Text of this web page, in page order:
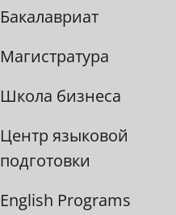
Бакалавриат
Магистратура
Школа бизнеса
Центр языковой
подготовки
English Programs